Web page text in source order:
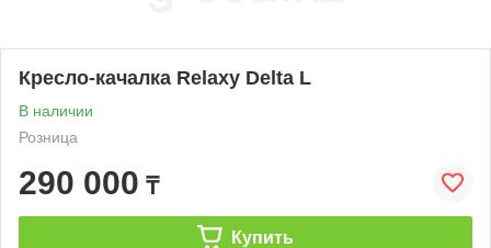
Кресло-качалка Relaxy Delta L
В наличии
Розница
290 000 ₸
Купить